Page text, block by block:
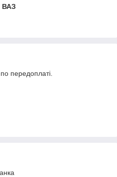
ВАЗ
передоплаті.